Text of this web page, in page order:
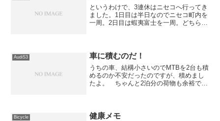
というわけで、3連休はニセコへ行ってき
ました。1日目は半日なのでニセコ町内を
一周。2日目は蝦夷富士を一周。どちら
が、上り下りが一...
AudiS3 車に積むのだ！
うちの車、結構小さいのでMTBを2台も積
めるのか不安だったのですが、積めまし
たよ。 ちゃんと2泊分の荷物も余裕で積
いるのは車に傷を...
Bicycle 健康メモ